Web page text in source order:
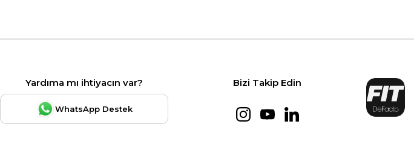
Yardıma mı ihtiyacın var?
WhatsApp Destek
Bizi Takip Edin